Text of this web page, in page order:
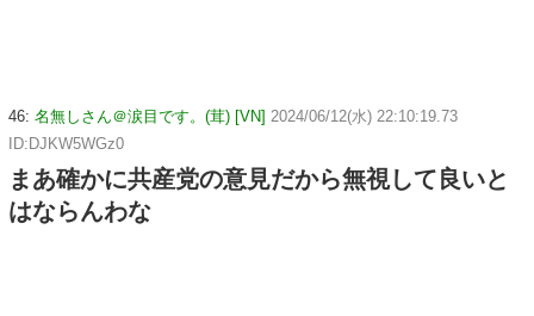
46: 名無しさん＠涙目です。(茸) [VN] 2024/06/12(水) 22:10:19.73
ID:DJKW5WGz0
まあ確かに共産党の意見だから無視して良いと
はならんわな